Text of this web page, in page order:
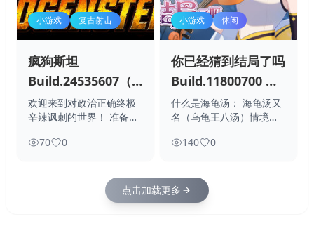
小游戏 复古射击
疯狗斯坦
Build.24535607（DOGENSTEIN）
免安装中文版
欢迎来到对政治正确终极
辛辣讽刺的世界！ 准备好
70
0
小游戏 休闲
你已经猜到结局了吗
Build.11800700 免
安装中文版
什么是海龟汤： 海龟汤又
名（乌龟王八汤）情境推
140
0
点击加载更多